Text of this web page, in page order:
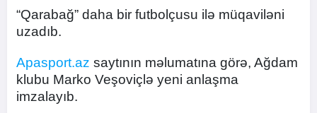
“Qarabağ” daha bir futbolçusu ilə müqaviləni
uzadıb.
Apasport.az saytının məlumatına görə, Ağdam
klubu Marko Veşoviçlə yeni anlaşma
imzalayıb.